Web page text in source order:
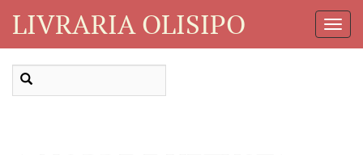
LIVRARIA OLISIPO